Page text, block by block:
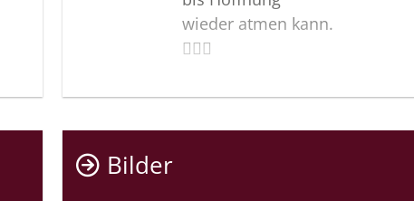
wieder atmen kann.
👩‍❤️‍👨
Bilder